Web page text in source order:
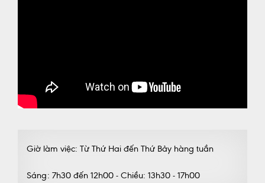
Giờ làm việc: Từ Thứ Hai đến Thứ Bảy hàng tuần
Sáng: 7h30 đến 12h00 - Chiều: 13h30 - 17h00